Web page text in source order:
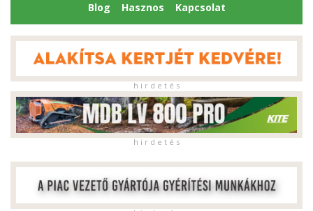
Blog
Hasznos Kapcsolat
h i r d e t é s
h i r d e t é s